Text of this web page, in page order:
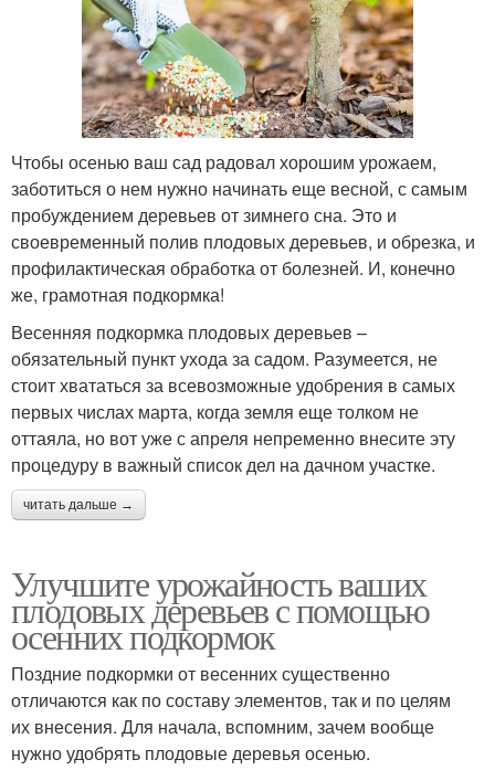
Чтобы осенью ваш сад радовал хорошим урожаем,
заботиться о нем нужно начинать еще весной, с самым
пробуждением деревьев от зимнего сна. Это и
своевременный полив плодовых деревьев, и обрезка, и
профилактическая обработка от болезней. И, конечно
же, грамотная подкормка!
Весенняя подкормка плодовых деревьев –
обязательный пункт ухода за садом. Разумеется, не
стоит хвататься за всевозможные удобрения в самых
первых числах марта, когда земля еще толком не
оттаяла, но вот уже с апреля непременно внесите эту
процедуру в важный список дел на дачном участке.
читать дальше →
Улучшите урожайность ваших
плодовых деревьев с помощью
осенних подкормок
Поздние подкормки от весенних существенно
отличаются как по составу элементов, так и по целям
их внесения. Для начала, вспомним, зачем вообще
нужно удобрять плодовые деревья осенью.